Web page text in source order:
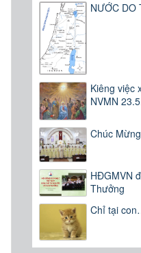
NƯỚC DO
Kiêng việc
NVMN
Chúc
HĐGMVN
Thưởng
Chỉ tại